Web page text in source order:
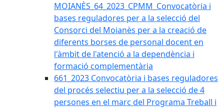
MOIANÈS_64_2023_CPMM_Convocatòria i
bases reguladores per a la selecció del
Consorci del Moianès per a la creació de
diferents borses de personal docent en
l'àmbit de l'atenció a la dependència i
formació complementària
661_2023 Convocatòria i bases reguladores
del procés selectiu per a la selecció de 4
persones en el marc del Programa Treball i